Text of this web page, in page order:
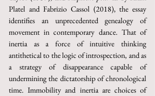
Platel and Fabrizio Cassol (2018), the essay
identifies an unprecedented genealogy of
movement in contemporary dance. That of
inertia as a force of intuitive thinking
antithetical to the logic of introspection, and as
a strategy of disappearance capable of
undermining the dictatorship of chronological
time. Immobility and inertia are choices of